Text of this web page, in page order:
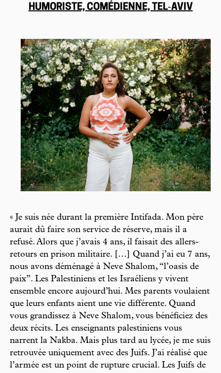
HUMORISTE, COMÉDIENNE, TEL‑AVIV
« Je suis née durant la première Intifada. Mon père
aurait dû faire son service de réserve, mais il a
refusé. Alors que j’avais 4 ans, il faisait des allers-
retours en prison militaire. […] Quand j’ai eu 7 ans,
nous avons déménagé à Neve Shalom, “l’oasis de
paix”. Les Palestiniens et les Israéliens y vivent
ensemble encore aujourd’hui. Mes parents voulaient
que leurs enfants aient une vie différente. Quand
vous grandissez à Neve Shalom, vous bénéficiez des
deux récits. Les enseignants palestiniens vous
narrent la Nakba. Mais plus tard au lycée, je me suis
retrouvée uniquement avec des Juifs. J’ai réalisé que
l’armée est un point de rupture crucial. Les Juifs de